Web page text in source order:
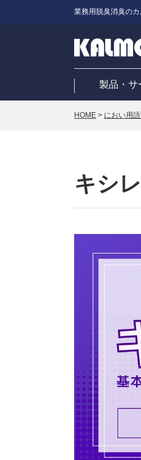
業務用脱臭消臭の
製品・サ
HOME > におい用
キシ